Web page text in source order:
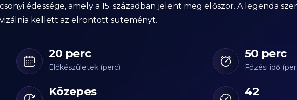
édessége, amely a 15. században jelent meg először. A legenda
kellett az elrontott süteményt.
20 perc
Előkészületek (perc)
50 perc
Főzési idő
Közepes 42